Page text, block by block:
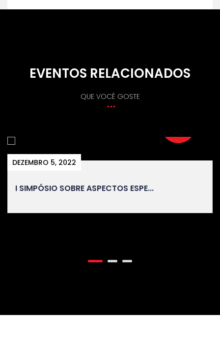
EVENTOS RELACIONADOS
QUE VOCÊ GOSTE
DEZEMBRO 5, 2022
I SIMPÓSIO SOBRE ASPECTOS ESPE...